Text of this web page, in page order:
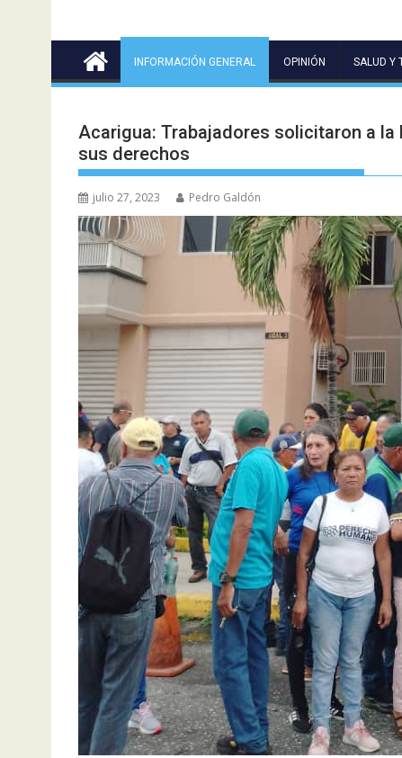
INFORMACIÓN GENERAL OPINIÓN SALUD Y
Acarigua: Trabajadores solicitaron a
sus derechos
julio 27, 2023 Pedro Galdón